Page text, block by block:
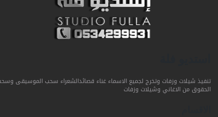
تنفيذ شيلات وزفات وتخرج لجميع الاسماء غناء قصائدالشعراء سحب الموسيقى وسحب
الحقوق من الاغاني وشيلات وزفات